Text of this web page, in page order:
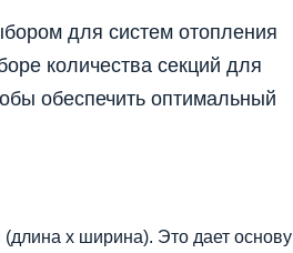
для систем отопления
количества секций для
обеспечить оптимальный
x ширина). Это дает основу